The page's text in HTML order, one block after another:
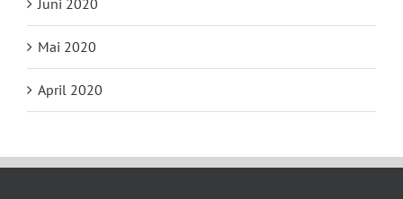
Mai 2020
April 2020